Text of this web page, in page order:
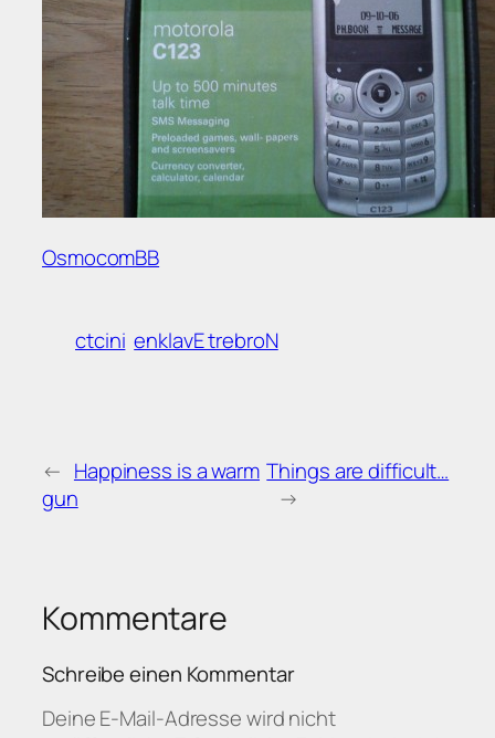
OsmocomBB
ctcini enklavE trebroN
← Happiness is a warm
gun
Things are difficult…
→
Kommentare
Schreibe einen Kommentar
Deine E-Mail-Adresse wird nicht